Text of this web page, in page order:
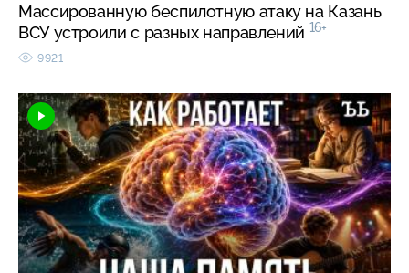
Массированную беспилотную атаку на Казань
ВСУ устроили с разных направлений 16+
9921